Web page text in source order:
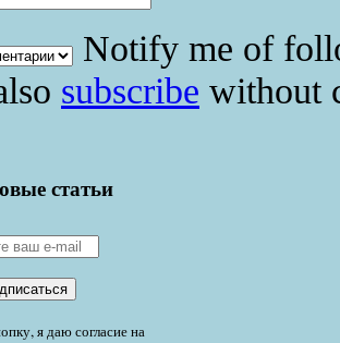
Notify me of
subscribe without
статьи
я даю согласие на